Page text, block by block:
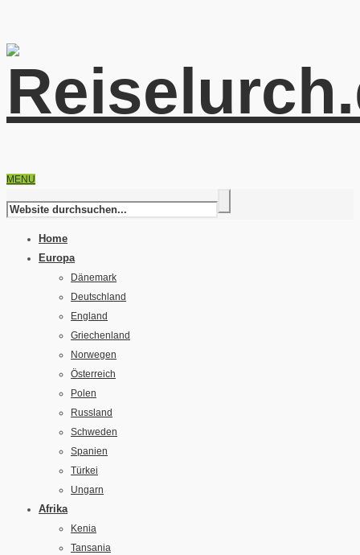
MENU
Home
Europa
Dänemark
Deutschland
England
Griechenland
Norwegen
Österreich
Polen
Russland
Schweden
Spanien
Türkei
Ungarn
Afrika
Kenia
Tansania